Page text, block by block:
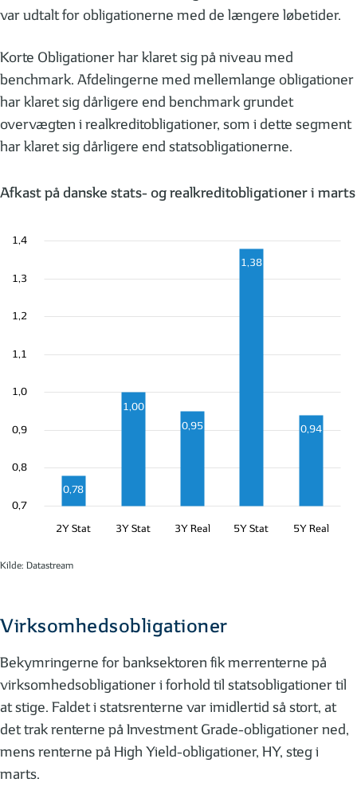
var udtalt for obligationerne med de længere løbetider.
Korte Obligationer har klaret sig på niveau med
benchmark. Afdelingerne med mellemlange obligationer
har klaret sig dårligere end benchmark grundet
overvægten i realkreditobligationer, som i dette segment
har klaret sig dårligere end statsobligationerne.
Afkast på danske stats- og realkreditobligationer i marts
0,78
1,00
0,95
1,38
0,94
2Y Stat 3Y Stat 3Y Real 5Y Stat 5Y Real
0,7
0,8
0,9
1,0
1,1
1,2
1,3
1,4
Kilde: Datastream
Virksomhedsobligationer
Bekymringerne for banksektoren fik merrenterne på
virksomhedsobligationer i forhold til statsobligationer til
at stige. Faldet i statsrenterne var imidlertid så stort, at
det trak renterne på Investment Grade-obligationer ned,
mens renterne på High Yield-obligationer, HY, steg i
marts.